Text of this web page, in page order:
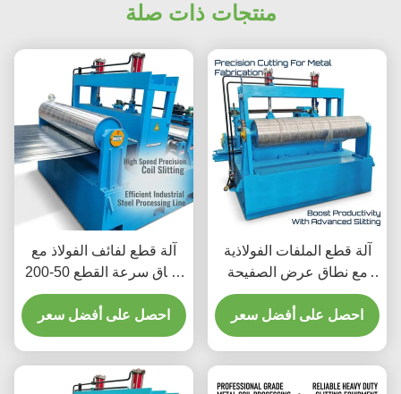
منتجات ذات صلة
آلة قطع لفائف الفولاذ مع
نطاق سرعة القطع 50-200
م/دقيقة، نطاق عرض اللوحة
400-2000 مم، نطاق أرقام
القطع 8-30
احصل على أفضل سعر
آلة قطع الملفات الفولاذية
مع نطاق عرض الصفيحة
400-2000mm ومدى سرعة
القطع 50-200m / min لقطع
الملفات المعدنية الدقيقة
احصل على أفضل سعر